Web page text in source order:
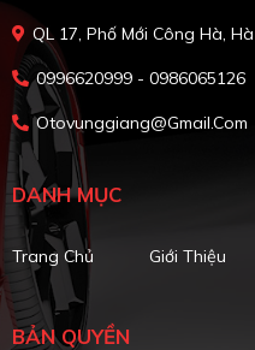
QL 17, Phố Mới Công Hà,
0996620999 - 0986065126
Otovunggiang@gmail.com
DANH MỤC
Trang Chủ Giới Thiệu
BẢN QUYỀN